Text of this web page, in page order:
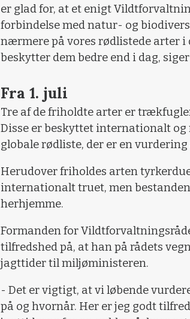
er glad for, at et enigt
forbindelse med natur- og
nærmere på vores rødlistede arter i
beskytter dem bedre end i dag,
Fra 1. juli
Tre af de friholdte arter er
Disse er beskyttet internationalt og
globale rødliste, der er en
Herudover friholdes arten
internationalt truet, men
herhjemme.
Formanden for
tilfredshed på, at han på rådets
jagttider til miljøministeren.
- Det er vigtigt, at vi løbende
på og hvornår. Her er jeg godt